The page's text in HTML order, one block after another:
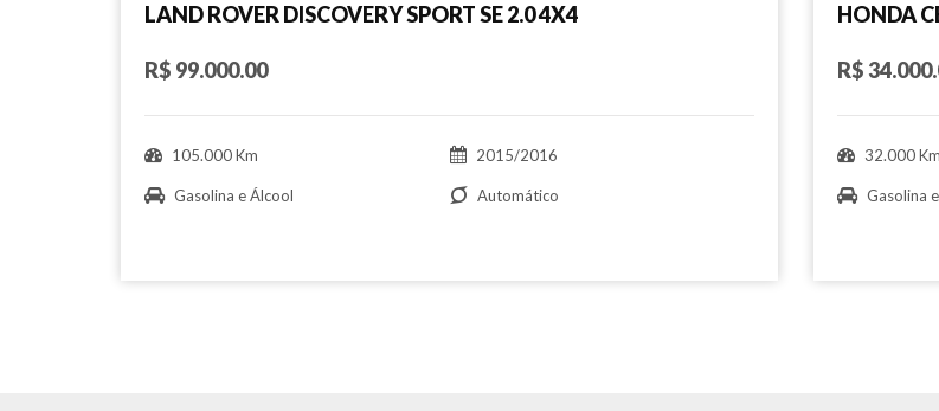
LAND ROVER DISCOVERY SPORT SE 2.0 4X4
R$ 99.000.00
105.000 Km 2015/2016
Gasolina e Álcool Automático
HONDA
R$
32.000 Km
Gasolina